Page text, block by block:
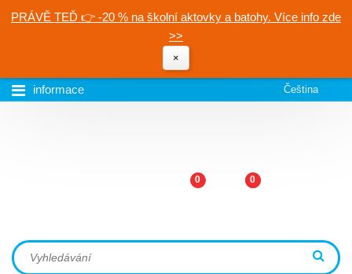
PRÁVĚ TEĎ 👉 -20 % na školní aktovky a batohy. Více info zde
>>
×
informace Čeština
0 0